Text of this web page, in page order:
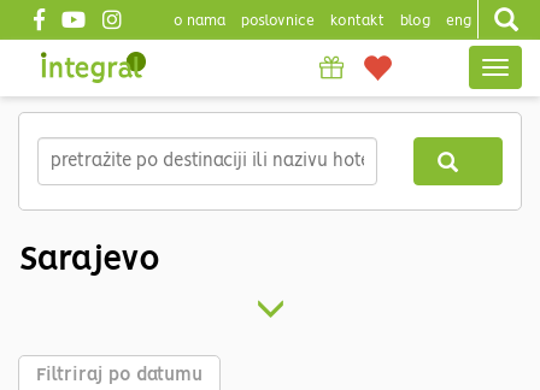
main
content
Top
o nama poslovnice kontakt blog eng
Sarajevo
Filtriraj po datumu